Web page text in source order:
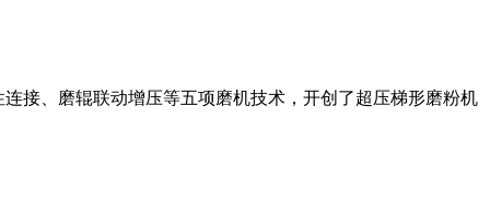
接、磨辊联动增压等五项磨机技术，开创了超压梯形磨粉机